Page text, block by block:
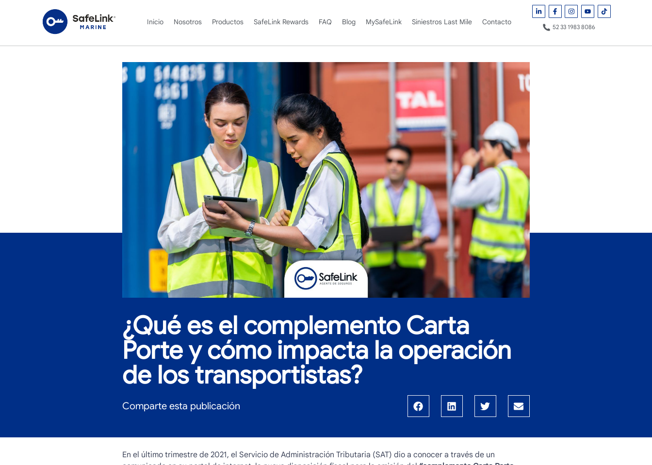
Inicio Nosotros Productos SafeLink Rewards FAQ Blog MySafeLink Siniestros Last Mile Contacto
52 33 1983 8086
¿Qué es el complemento Carta
Porte y cómo impacta la operación
de los transportistas?
Comparte esta publicación
En el último trimestre de 2021, el Servicio de Administración Tributaria (SAT) dio a conocer a través de un